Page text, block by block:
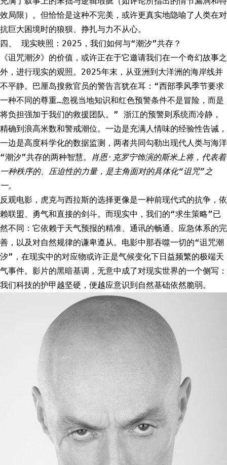
效局限）。但恰恰是这种不完美，或许更真实地隐喻了人类在对
抗巨大困境时的狼狈、挣扎与力不从心。
四、 现实映照：2025，我们如何与“潮汐”共存？
《诅咒潮汐》的价值，或许正在于它邀请我们在一个奇幻故事之
外，进行现实的观照。2025年末，从亚洲到大洋洲的海岸线并
不平静。巴厘岛搜救官员的警告言犹在耳：“西部季风季节要求
一种不同的尊重…忽视当地知识和红色预警条件不是冒险，而是
将负担强加于我们的救援团队。” 浙江的预警则系统而冷静，
精确到浪高米数和警戒潮位。一边是充满人情味的经验性告诫，
一边是高度科学化的数据监测，两者共同勾勒出现代人类与海洋
“潮汐”共存的两种智慧。
肖恩·克罗宁饰演的斯米上将，代表着
一种秩序的、压迫性的力量，是主角面对的具体化“诅咒”之
一。
反观电影，虎克与西拉斯的选择更像是一种前现代式的抗争，依
赖联盟、勇气和直接的剑斗。而现实中，我们的“求生策略”已
然不同：它依赖于天气预报的精准、通讯的畅通、应急体系的完
善，以及对自然规律的谦卑遵从。电影中那吞噬一切的“诅咒潮
汐”，在现实中的对应物或许正是气候变化下日益频繁的极端天
气事件。影片的黑暗基调，无意中成了对现实世界的一个侧写：
我们科技的护甲越坚硬，便越应意识到自然基础依然脆弱。